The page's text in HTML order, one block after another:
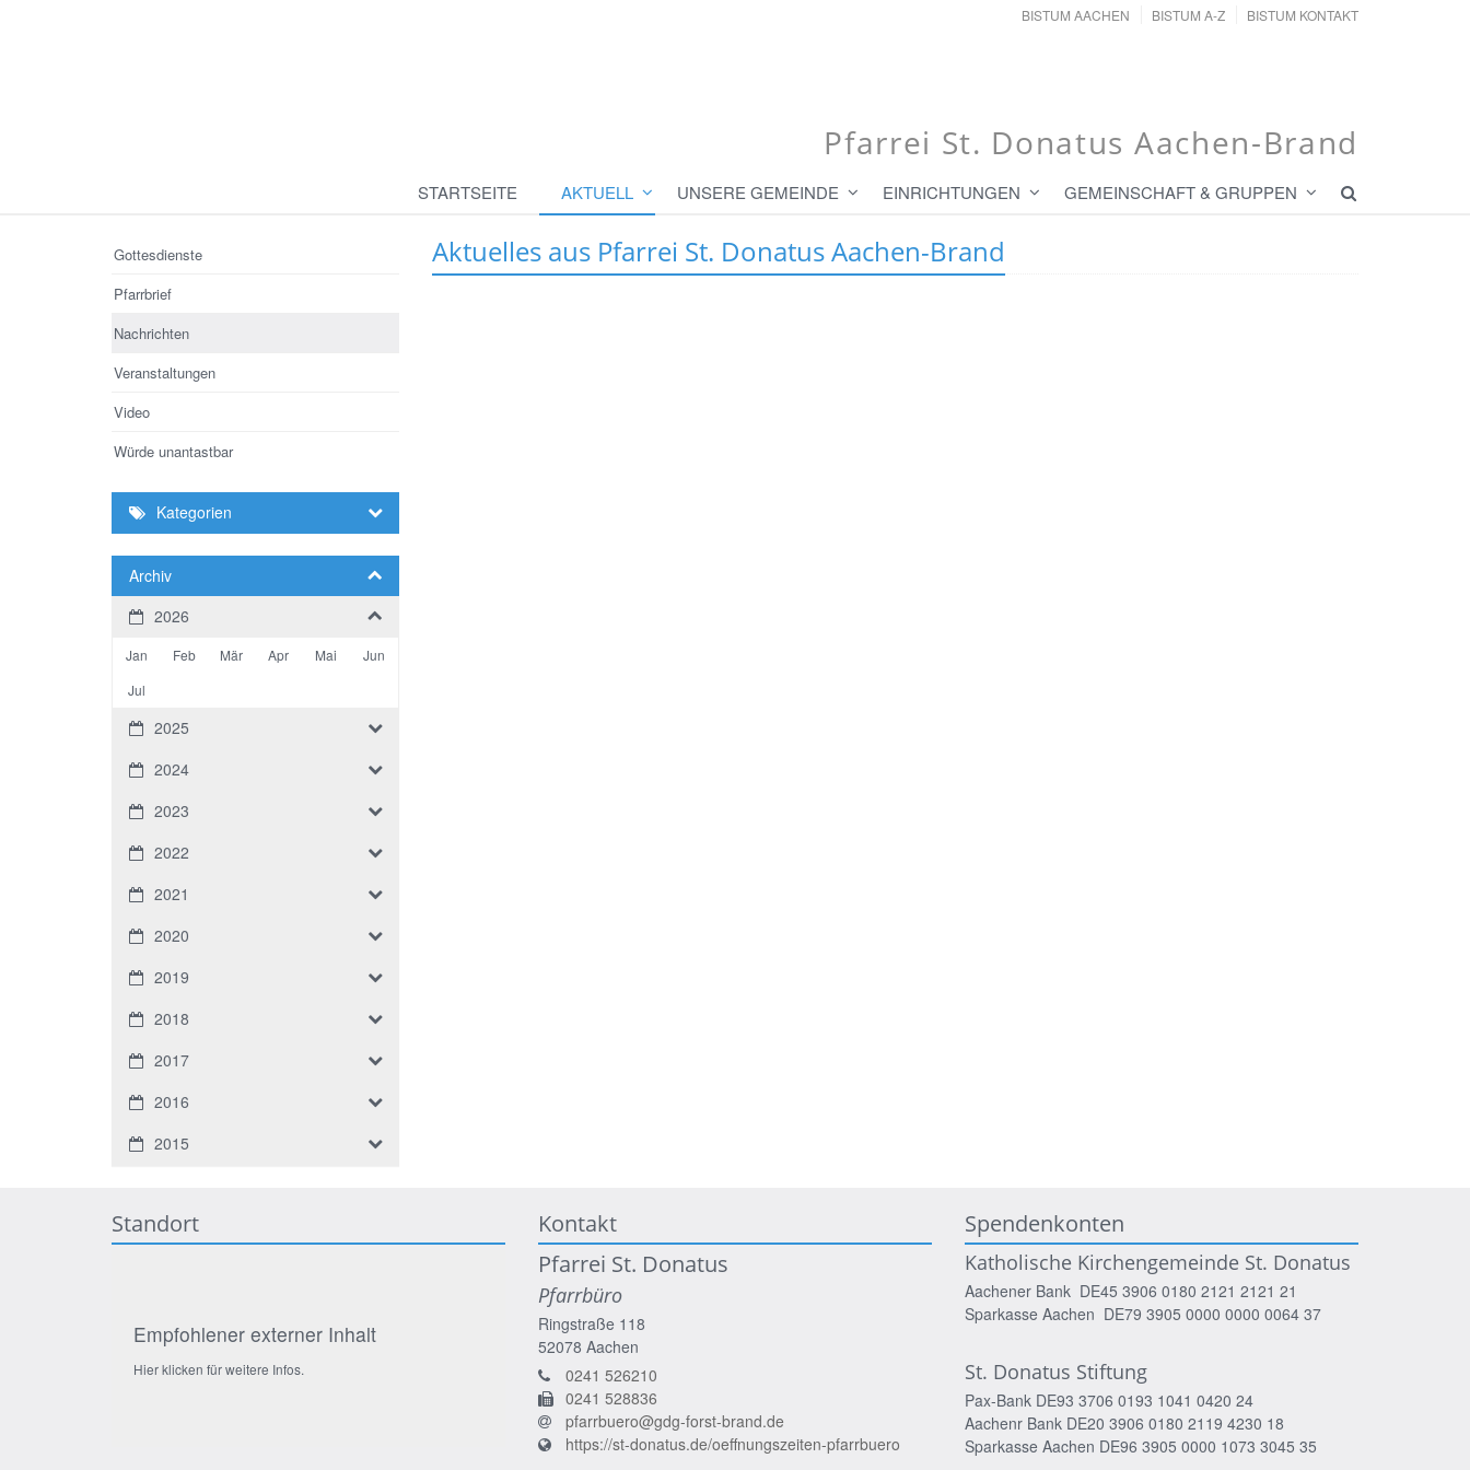
BISTUM AACHEN BISTUM A-Z BISTUM KONTAKT
Pfarrei St. Donatus Aachen-Brand
STARTSEITE AKTUELL UNSERE GEMEINDE EINRICHTUNGEN GEMEINSCHAFT & GRUPPEN
Aktuelles aus Pfarrei St. Donatus Aachen-Brand
Gottesdienste
Pfarrbrief
Nachrichten
Veranstaltungen
Video
Würde unantastbar
Kategorien
Archiv
2026
Jan Feb Mär Apr Mai
Jun
Jul
2025
2024
2023
2022
2021
2020
2019
2018
2017
2016
2015
Standort
Empfohlener externer Inhalt
Hier klicken für weitere Infos.
Kontakt
Pfarrei St. Donatus
Pfarrbüro
Ringstraße 118
52078 Aachen
0241 526210
0241 528836
pfarrbuero@gdg-forst-brand.de
https://st-donatus.de/oeffnungszeiten-pfarrbuero
Spendenkonten
Katholische Kirchengemeinde St. Donatus
Aachener Bank DE45 3906 0180 2121 2121 21
Sparkasse Aachen DE79 3905 0000 0000 0064 37
St. Donatus Stiftung
Pax-Bank DE93 3706 0193 1041 0420 24
Aachenr Bank DE20 3906 0180 2119 4230 18
Sparkasse Aachen DE96 3905 0000 1073 3045 35